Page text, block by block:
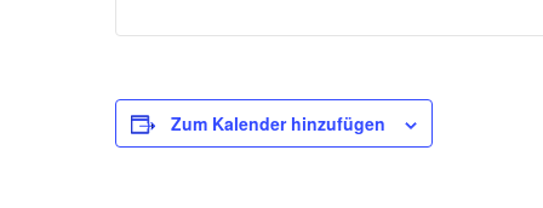
Zum Kalender hinzufügen